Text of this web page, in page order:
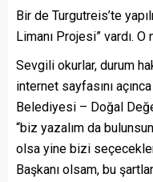
Bir de Turgutreis’te
Limanı Projesi” vardı.
Sevgili okurlar, durum
internet sayfasını
Belediyesi – Doğal
“biz yazalım da
olsa yine bizi
Başkanı olsam, bu